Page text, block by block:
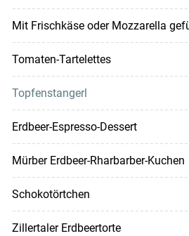
Mit Frischkäse oder Mozzarella
Tomaten-Tartelettes
Topfenstangerl
Erdbeer-Espresso-Dessert
Mürber Erdbeer-Rharbarber-Kuchen
Schokotörtchen
Zillertaler Erdbeertorte